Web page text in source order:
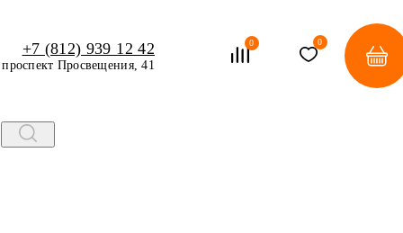
+7 (812) 939 12 42
проспект Просвещения, 41
0 0